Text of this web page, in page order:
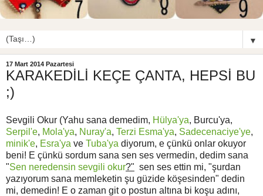
▼
17 Mart 2014 Pazartesi
KARAKEDİLİ KEÇE ÇANTA, HEPSİ BU
;)
Sevgili Okur (Yahu sana demedim, Hülya'ya, Burcu'ya,
Serpil'e, Mola'ya, Nuray'a, Terzi Esma'ya, Sadecenaciye'ye,
minik'e, Esra'ya ve Tuba'ya diyorum, e çünkü onlar okuyor
beni! E çünkü sordum sana sen ses vermedin, dedim sana
"Sen neredensin sevgili okur?" sen ses ettin mi, "şurdan
yazıyorum sana memleketin şu güzide köşesinden" dedin
mi, demedin! E o zaman git o postun altına bi koşu adını,